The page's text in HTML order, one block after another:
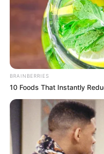
ΤΑ ΠΙΟ
BRAINBERRIES
10 Foods That Instantly